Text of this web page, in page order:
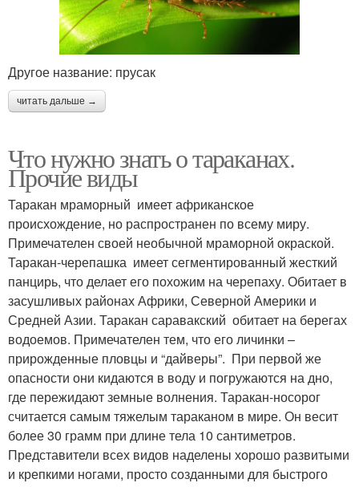
Другое название: прусак
читать дальше →
Что нужно знать о тараканах.
Прочие виды
Таракан мраморный имеет африканское
происхождение, но распространен по всему миру.
Примечателен своей необычной мраморной окраской.
Таракан-черепашка имеет сегментированный жесткий
панцирь, что делает его похожим на черепаху. Обитает в
засушливых районах Африки, Северной Америки и
Средней Азии. Таракан саравакский обитает на берегах
водоемов. Примечателен тем, что его личинки –
прирожденные пловцы и “дайверы”. При первой же
опасности они кидаются в воду и погружаются на дно,
где пережидают земные волнения. Таракан-носорог
считается самым тяжелым тараканом в мире. Он весит
более 30 грамм при длине тела 10 сантиметров.
Представители всех видов наделены хорошо развитыми
и крепкими ногами, просто созданными для быстрого